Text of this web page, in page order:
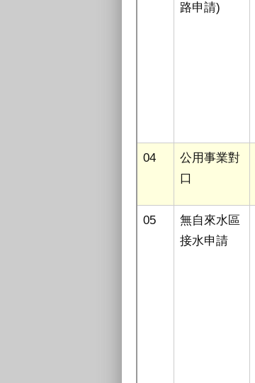
路申請)
04
公用事業對
口
05
無自來水區
接水申請